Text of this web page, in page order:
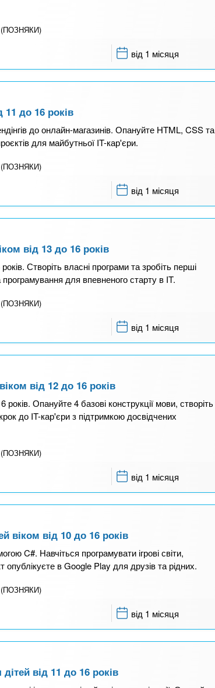
(ПОЗНЯКИ)
від 1 місяця
11 до 16 років
до онлайн-магазинів. Опануйте HTML, CSS та
для майбутньої IT-кар'єри.
(ПОЗНЯКИ)
від 1 місяця
від 13 до 16 років
Створіть власні програми та зробіть перші
для впевненого старту в IT.
(ПОЗНЯКИ)
від 1 місяця
від 12 до 16 років
Опануйте 4 базові конструкції мови, створіть
до IT-кар'єри з підтримкою досвідчених
(ПОЗНЯКИ)
від 1 місяця
віком від 10 до 16 років
C#. Навчіться програмувати ігрові світи,
опублікуєте в Google Play для друзів та рідних.
(ПОЗНЯКИ)
від 1 місяця
від 11 до 16 років